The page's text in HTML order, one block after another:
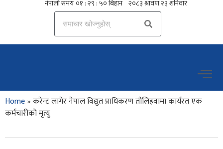
Home»करेन्ट लागेर नेपाल विद्युत प्राधिकरण तौलिहवामा कार्यरत एक
कर्मचारीको मृत्यु